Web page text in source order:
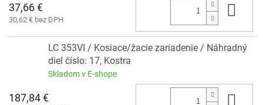
37,66 €
30,62 € bez DPH
LC 353VI / Kosiace/žacie zariadenie / Náhradný
diel číslo: 17, Kostra
Skladom v E-shope
187,84 €